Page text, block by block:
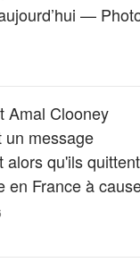
—
Amal Clooney
un message
alors qu'ils quittent
en France à
forêt — Tous les